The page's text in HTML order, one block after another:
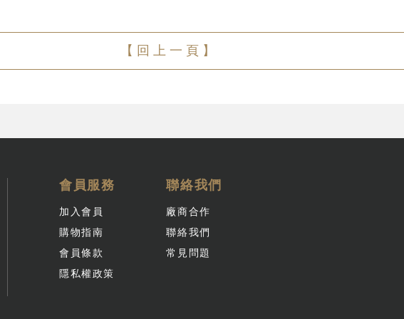
【 回 上 一 頁 】
會員服務
加入會員
購物指南
會員條款
隱私權政策
聯絡我們
廠商合作
聯絡我們
常見問題